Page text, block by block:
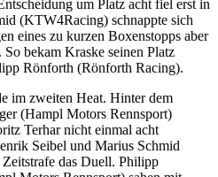
um Platz acht fiel erst in
(KTW4Racing) schnappte sich
eines zu kurzen Boxenstopps aber
bekam Kraske seinen Platz
Rönforth (Rönforth Racing).
im zweiten Heat. Hinter dem
(Hampl Motors Rennsport)
Terhar nicht einmal acht
Seibel und Marius Schmid
das Duell. Philipp